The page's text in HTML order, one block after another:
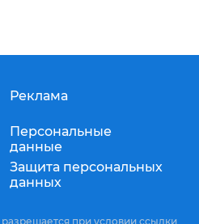
Реклама
Персональные
данные
Защита персональных
данных
при условии ссылки